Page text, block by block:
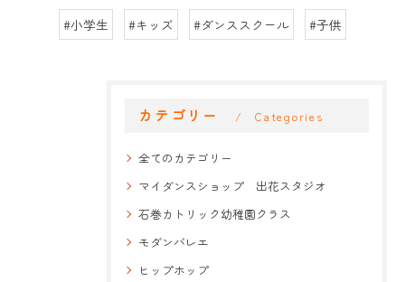
#小学生 #キッズ #ダンススクール #子供
カテゴリー Categories
全てのカテゴリー
マイダンスショップ 出花スタジオ
石巻カトリック幼稚園クラス
モダンバレエ
ヒップホップ